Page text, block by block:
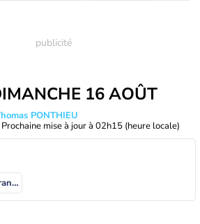
16 AOÛT
PONTHIEU
mise à jour à 02h15 (heure locale)
Actualités Météo à l'étranger